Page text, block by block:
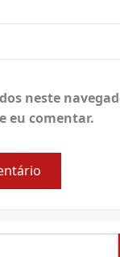
neste
eu comentar.